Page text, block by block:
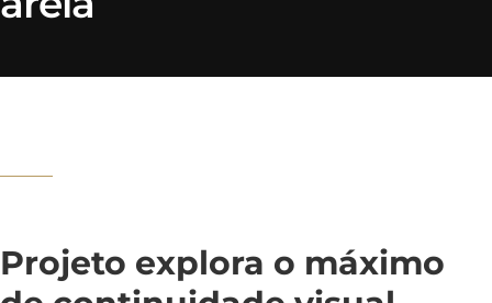
Projeto explora o máximo